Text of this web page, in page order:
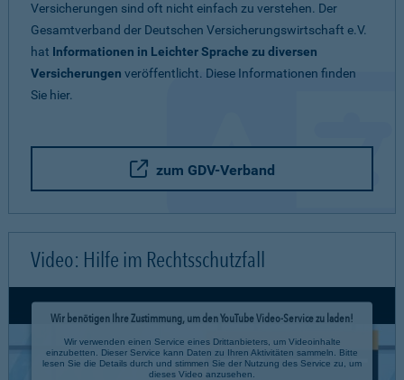
Versicherungen sind oft nicht einfach zu verstehen. Der
Gesamtverband der Deutschen Versicherungswirtschaft e.V.
hat Informationen in Leichter Sprache zu diversen
Versicherungen veröffentlicht. Diese Informationen finden
Sie hier.
zum GDV-Verband
Video: Hilfe im Rechtsschutzfall
Wir benötigen Ihre Zustimmung, um den YouTube Video-Service zu laden!
Wir verwenden einen Service eines Drittanbieters, um Videoinhalte
einzubetten. Dieser Service kann Daten zu Ihren Aktivitäten sammeln. Bitte
lesen Sie die Details durch und stimmen Sie der Nutzung des Service zu, um
dieses Video anzusehen.